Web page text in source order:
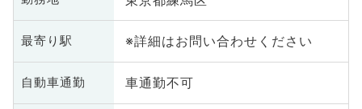
最寄り駅 ※詳細はお問い合わせください
自動車通勤 車通勤不可